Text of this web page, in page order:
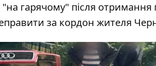
гарячому" після отримання
за кордон жителя